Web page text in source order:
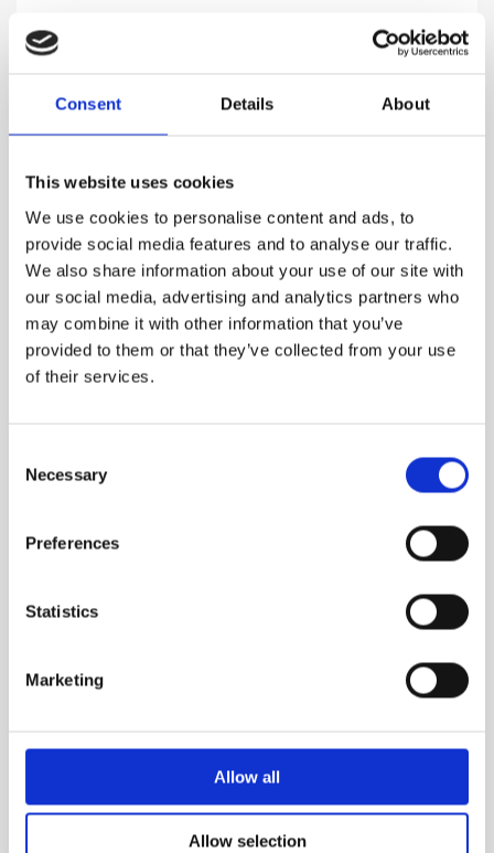
Consent Details About
This website uses cookies
We use cookies to personalise content and ads, to
provide social media features and to analyse our traffic.
We also share information about your use of our site with
our social media, advertising and analytics partners who
may combine it with other information that you’ve
provided to them or that they’ve collected from your use
of their services.
Selection
Necessary
Preferences
Statistics
Marketing
Allow all
Allow selection
BRUTUS
SE MERE